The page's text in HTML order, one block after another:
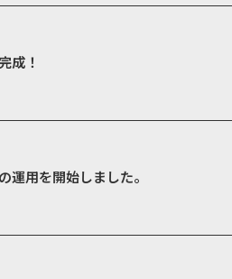
成！
運用を開始しました。